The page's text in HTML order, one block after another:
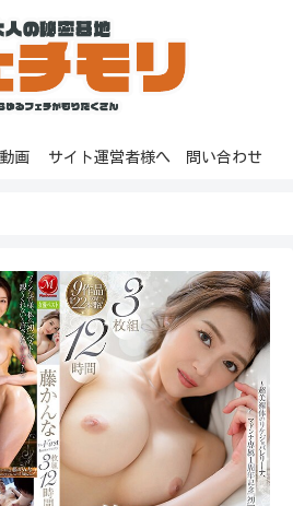
動画 サイト運営者様へ 問い合わせ